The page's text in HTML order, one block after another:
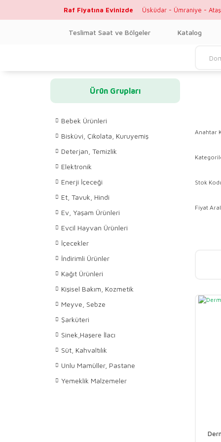
Raf Fiyatına Evinizde Üsküdar - Ümraniye -
Teslimat Saat ve Bölgeler Katalog
Ürün Grupları
Bebek Ürünleri
Bisküvi, Çikolata, Kuruyemiş
Deterjan, Temizlik
Elektronik
Enerji İçeceği
Et, Tavuk, Hindi
Ev, Yaşam Ürünleri
Evcil Hayvan Ürünleri
İçecekler
İndirimli Ürünler
Kağıt Ürünleri
Kişisel Bakım, Kozmetik
Meyve, Sebze
Şarküteri
Sinek,Haşere İlacı
Süt, Kahvaltılık
Unlu Mamüller, Pastane
Yemeklik Malzemeler
Anahtar
Stok
Fiyat